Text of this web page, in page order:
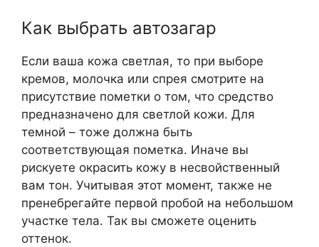
Как выбрать автозагар
Если ваша кожа светлая, то при выборе
кремов, молочка или спрея смотрите на
присутствие пометки о том, что средство
предназначено для светлой кожи. Для
темной – тоже должна быть
соответствующая пометка. Иначе вы
рискуете окрасить кожу в несвойственный
вам тон. Учитывая этот момент, также не
пренебрегайте первой пробой на небольшом
участке тела. Так вы сможете оценить
оттенок.